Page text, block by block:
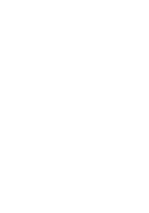
Visualizza l'anteprima dei